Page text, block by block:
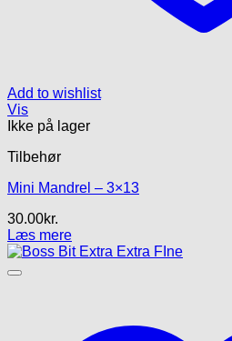
Add to wishlist
Vis
Ikke på lager
Tilbehør
Mini Mandrel – 3×13
30.00kr.
Læs mere